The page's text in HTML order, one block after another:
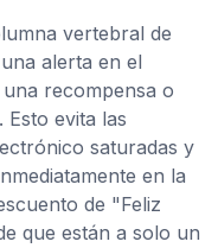
vertebral de
alerta en el
recompensa o
evita las
saturadas y
en la
de "Feliz
que están a solo un